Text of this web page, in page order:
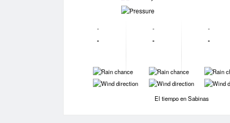
-
-
-
-
-
-
-
-
-
-
-
-
-
El tiempo en Sabinas